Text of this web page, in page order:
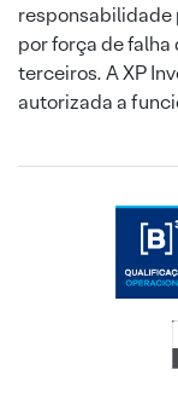
responsabilidade
por força de
terceiros. A XP
autorizada a